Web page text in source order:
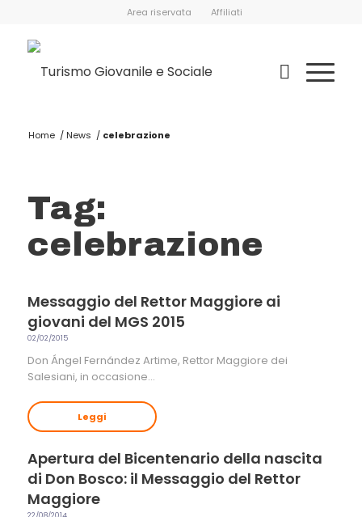
Area riservata Affiliati
Home / News / celebrazione
Tag:
celebrazione
Messaggio del Rettor Maggiore ai
giovani del MGS 2015
02/02/2015
Don Ángel Fernández Artime, Rettor Maggiore dei
Salesiani, in occasione…
Leggi
Apertura del Bicentenario della nascita
di Don Bosco: il Messaggio del Rettor
Maggiore